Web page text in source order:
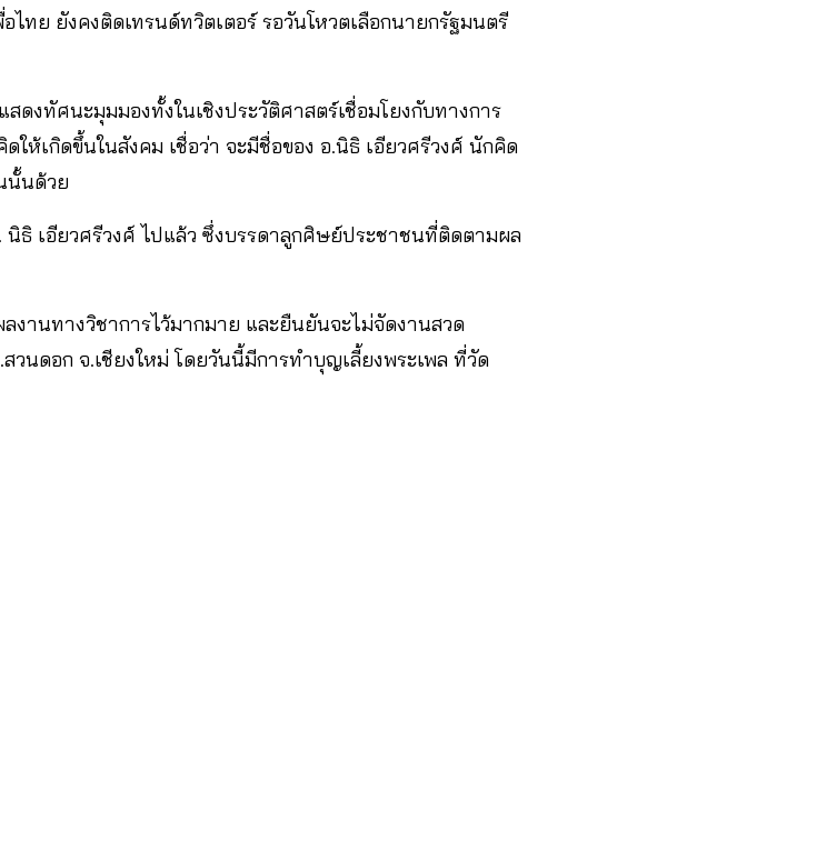
อไทย ยังคงติดเทรนด์ทวิตเตอร์ รอวันโหวตเลือกนายกรัฐมนตรี
งทัศนะมุมมองทั้งในเชิงประวัติศาสตร์เชื่อมโยงกับทางการ
ให้เกิดขึ้นในสังคม เชื่อว่า จะมีชื่อของ อ.นิธิ เอียวศรีวงศ์ นักคิด
นั้นด้วย
ธิ เอียวศรีวงศ์ ไปแล้ว ซึ่งบรรดาลูกศิษย์ประชาชนที่ติดตามผล
งานทางวิชาการไว้มากมาย และยืนยันจะไม่จัดงานสวด
วนดอก จ.เชียงใหม่ โดยวันนี้มีการทำบุญเลี้ยงพระเพล ที่วัด